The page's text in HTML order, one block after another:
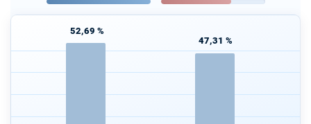
52,69 %
47,31 %